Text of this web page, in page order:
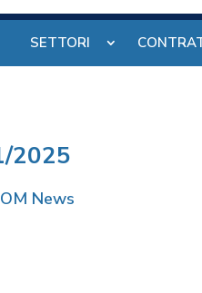
SETTORI
2025
News